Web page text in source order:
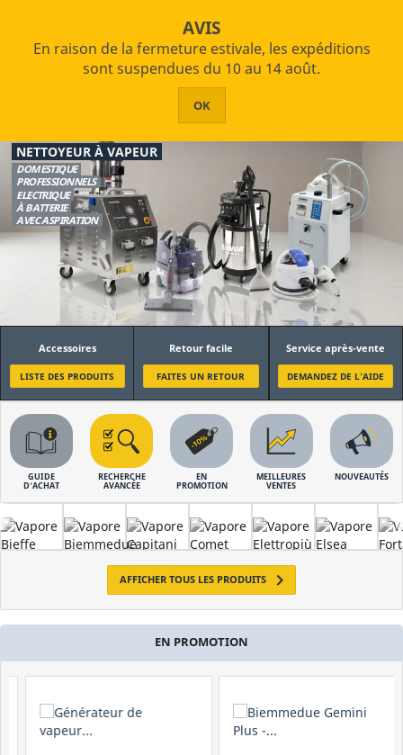

PRODUITS
ASSISTANCE
CONTACTS
Nettoyage à la vapeur
Usage
Professionnel
Industriel
Typologie
Avec Aspiration
Alimentation
Monophasé
Triphasé
Batterie
Marque
Bieffe Farinelli
Biemmedue
Capitani
Fortador
IPC Portotecnica
Karcher
Lavor
Nilfisk
NETTOYEUR À VAPEUR
DOMESTIQUE
PROFESSIONNELS
ELECTRIQUE
À BATTERIE
AVEC ASPIRATION
Accessoires
LISTE DES PRODUITS
Retour facile
FAITES UN RETOUR
Service après-vente
DEMANDEZ DE L'AIDE
GUIDE
D'ACHAT
RECHERCHE
AVANCÉE
EN
PROMOTION
MEILLEURES
VENTES
NOUVEAUTÉS
AFFICHER TOUS LES PRODUITS 
EN PROMOTION
AVIS
En raison de la fermeture estivale, les expéditions
sont suspendues du 10 au 14 août.
OK